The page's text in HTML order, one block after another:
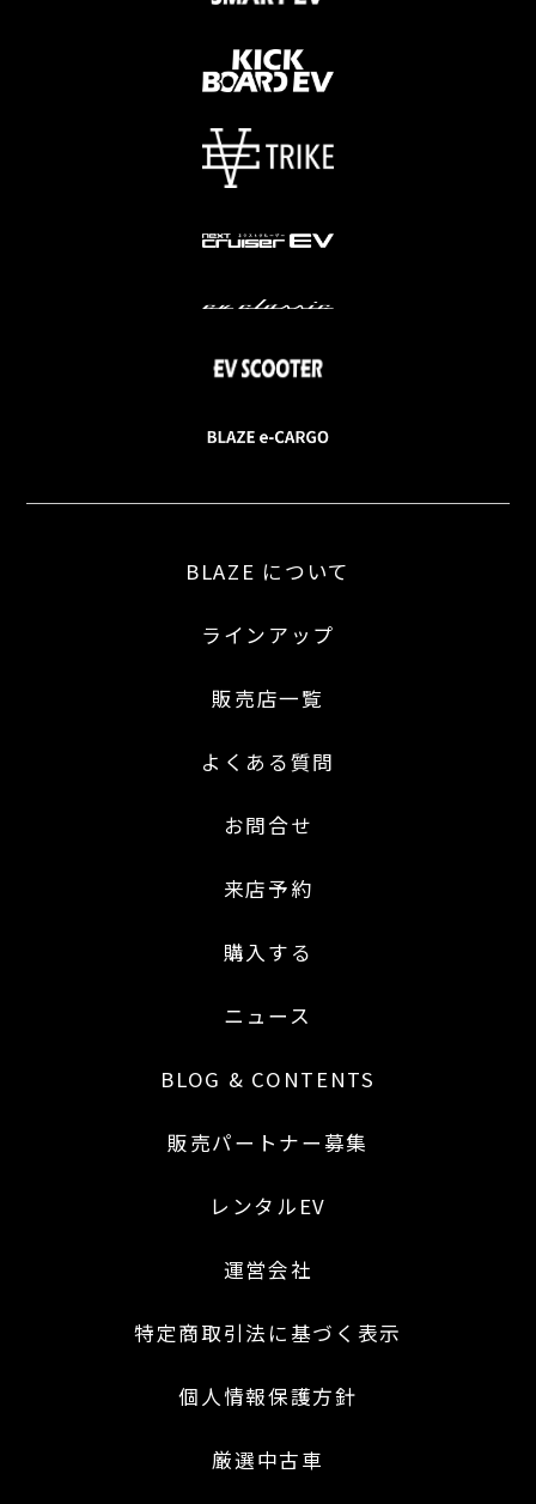
BLAZE について
ラインアップ
販売店一覧
よくある質問
お問合せ
来店予約
購入する
ニュース
BLOG & CONTENTS
販売パートナー募集
レンタルEV
運営会社
特定商取引法に基づく表示
個人情報保護方針
厳選中古車